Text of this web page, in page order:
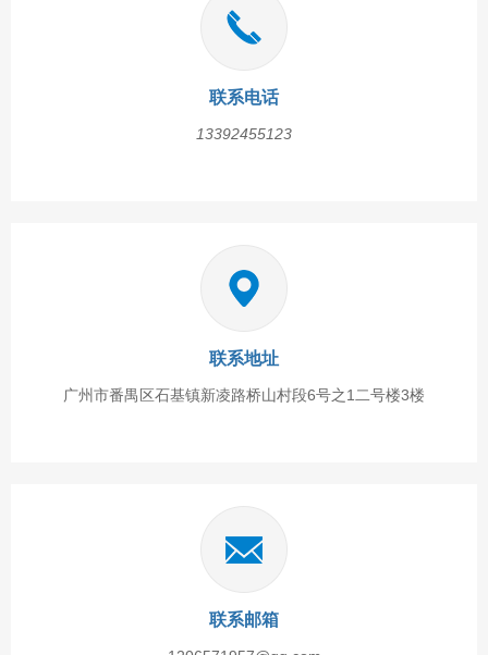
联系电话
13392455123
联系地址
广州市番禺区石基镇新凌路桥山村段6号之1二号楼3楼
联系邮箱